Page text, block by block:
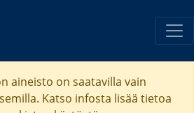
aineisto on saatavilla vain
Katso infosta lisää tietoa